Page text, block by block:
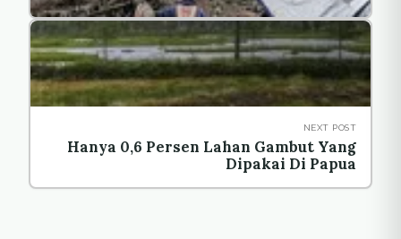
NEXT POST
Hanya 0,6 Persen Lahan Gambut Yang
Dipakai Di Papua